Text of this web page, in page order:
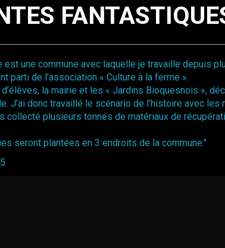
est une commune avec laquelle je travaille depuis
parti de l’association « Culture à la ferme ».
la mairie et les « Jardins Bioquesnois »,
J’ai donc travaillé le scénario de l’histoire avec
collecté plusieurs tonnes de matériaux de
seront plantées en 3 endroits de la commune."